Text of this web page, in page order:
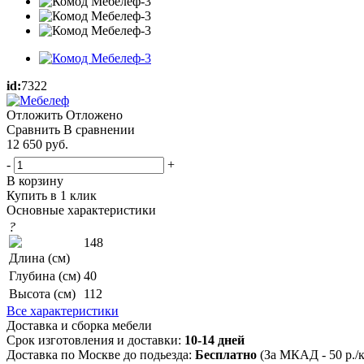
id:7322
Отложить Отложено
Сравнить В сравнении
12 650 руб.
-
+
В корзину
Купить в 1 клик
Основные характеристики
?
Длина (см)
148
Глубина (см) 40
Высота (см)
112
Все характеристики
Доставка и сборка мебели
Срок изготовления и доставки: 10-14 дней
Доставка по Москве до подьезда: Бесплатно (За МКАД - 50 р./